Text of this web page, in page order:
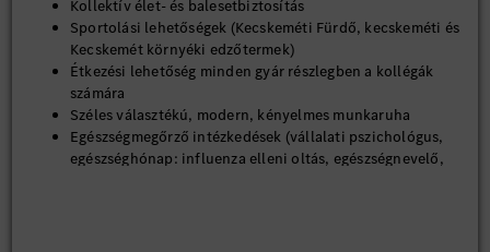
Kollektív élet- és balesetbiztosítás
Sportolási lehetőségek (Kecskeméti Fürdő, kecskeméti és
Kecskemét környéki edzőtermek)
Étkezési lehetőség minden gyár részlegben a kollégák
számára
Széles választékú, modern, kényelmes munkaruha
Egészségmegőrző intézkedések (vállalati pszichológus,
egészséghónap: influenza elleni oltás, egészségnevelő,